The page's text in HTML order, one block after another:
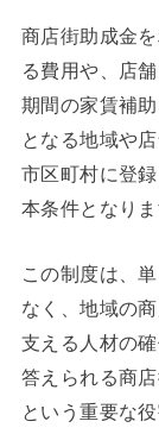
商店街助成金
る費用や、店
期間の家賃補
となる地域や
市区町村に登
本条件となりま
この制度は、
なく、地域の
支える人材の
答えられる商
という重要な